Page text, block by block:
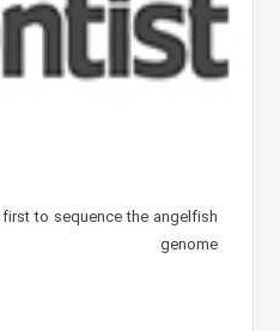
to sequence the angelfish
genome